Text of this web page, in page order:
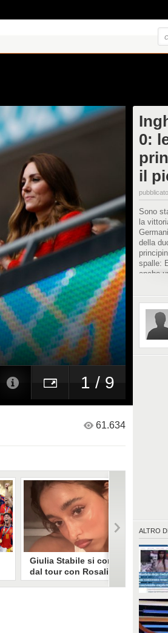
1 / 9
0:
il
Sono
la
della
spalle:
anche
ALTRO DI
61.634
Giulia Stabile si confessa
dal tour con Rosalia: "Non
sono stata bene, costretta
ballo di Rosalia, Giulia Stabile si è
lasciata andare a una confessione